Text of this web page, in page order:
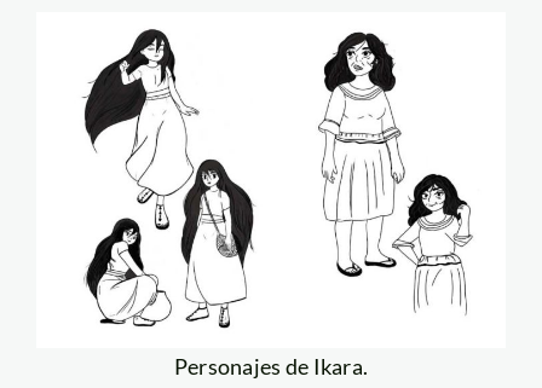
Personajes de Ikara.